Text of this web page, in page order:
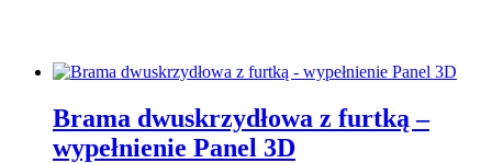
Brama dwuskrzydłowa z furtką –
wypełnienie Panel 3D